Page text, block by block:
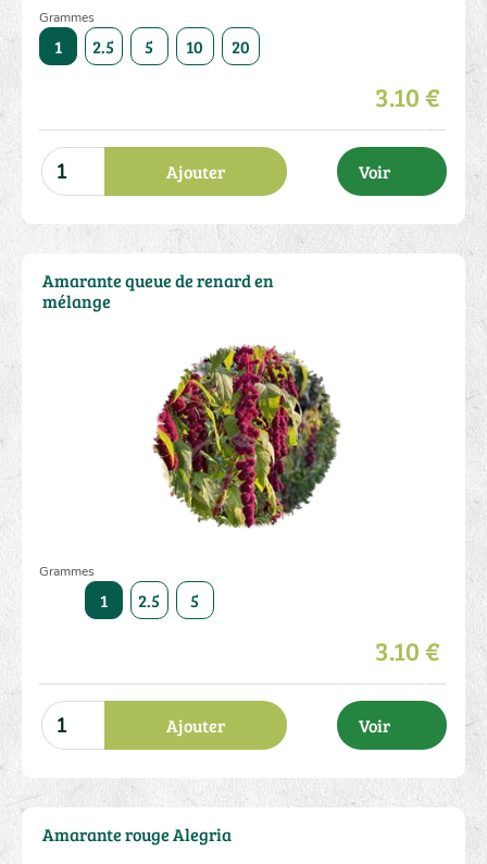
Grammes
1 2.5 5 10 20
3.10 €
Ajouter Voir
Grammes
1 2.5 5
3.10 €
Ajouter Voir
Amarante queue de renard en
mélange
Amarante rouge Alegria